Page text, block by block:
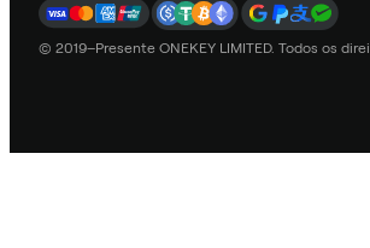
© 2019–Presente ONEKEY LIMITED. Todos os